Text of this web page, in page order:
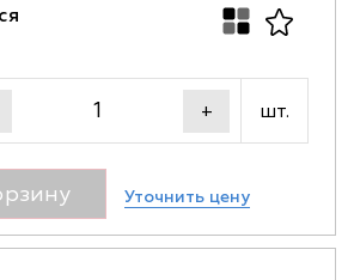
+ шт.
Уточнить цену